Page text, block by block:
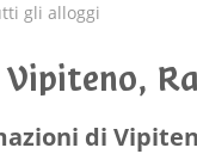
gli alloggi
di